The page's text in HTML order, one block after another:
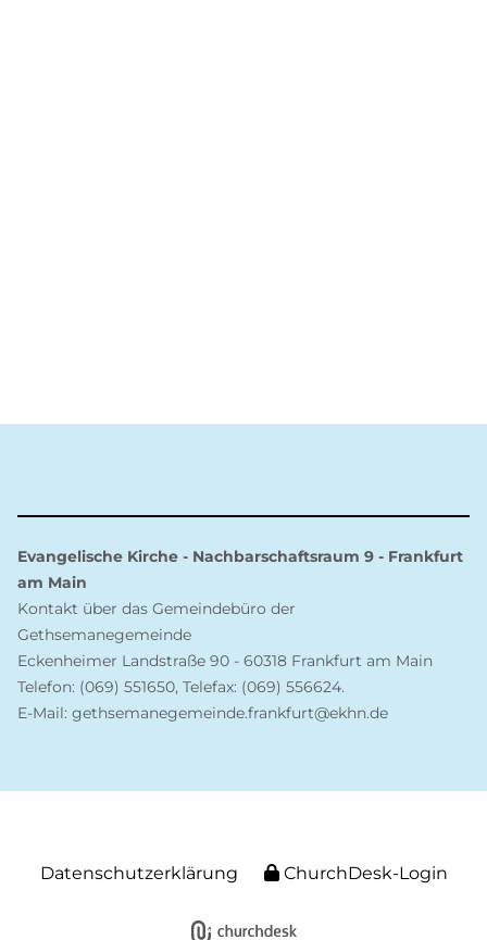
Evangelische Kirche - Nachbarschaftsraum 9 - Frankfurt
am Main
Kontakt über das Gemeindebüro der
Gethsemanegemeinde
Eckenheimer Landstraße 90 - 60318 Frankfurt am Main
Telefon: (069) 551650, Telefax: (069) 556624.
E-Mail: gethsemanegemeinde.frankfurt@ekhn.de
Datenschutzerklärung ChurchDesk-Login